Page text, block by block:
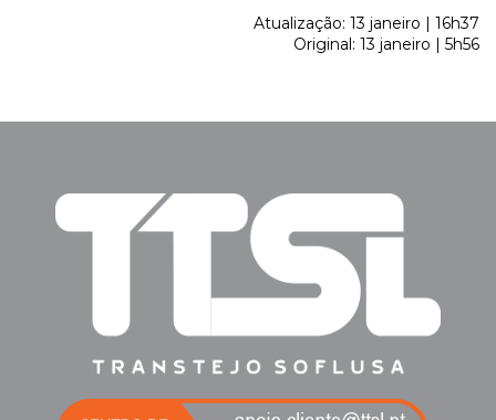
Atualização: 13 janeiro | 16h37
Original: 13 janeiro | 5h56